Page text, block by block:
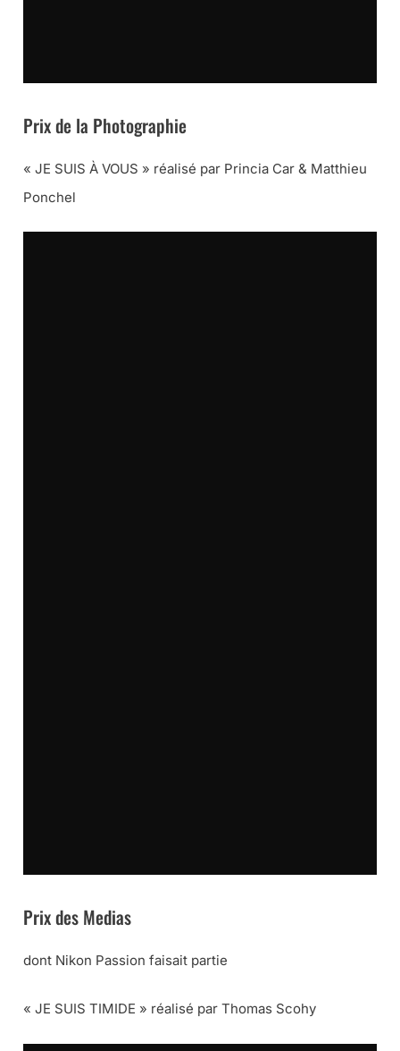
Prix de la Photographie
« JE SUIS À VOUS » réalisé par Princia Car & Matthieu
Ponchel
Prix des Medias
dont Nikon Passion faisait partie
« JE SUIS TIMIDE » réalisé par Thomas Scohy